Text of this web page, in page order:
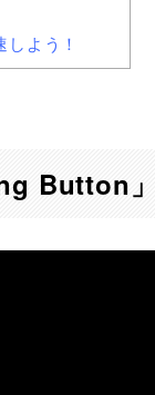
よう！
Button